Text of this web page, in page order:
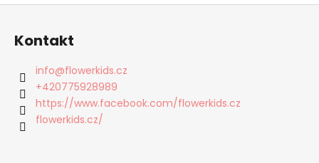
Z
Kontakt
info@flowerkids.cz
+420775928989
https://www.facebook.com/flowerkids.cz
flowerkids.cz/